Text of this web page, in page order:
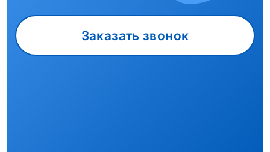
Заказать звонок